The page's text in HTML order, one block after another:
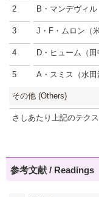
2 B・マンデヴィル
3 J・F・ムロン（
4 D・ヒューム（田
5 A・スミス（水田
その他 (Others)
さしあたり上記のテク
参考文献 / Readings